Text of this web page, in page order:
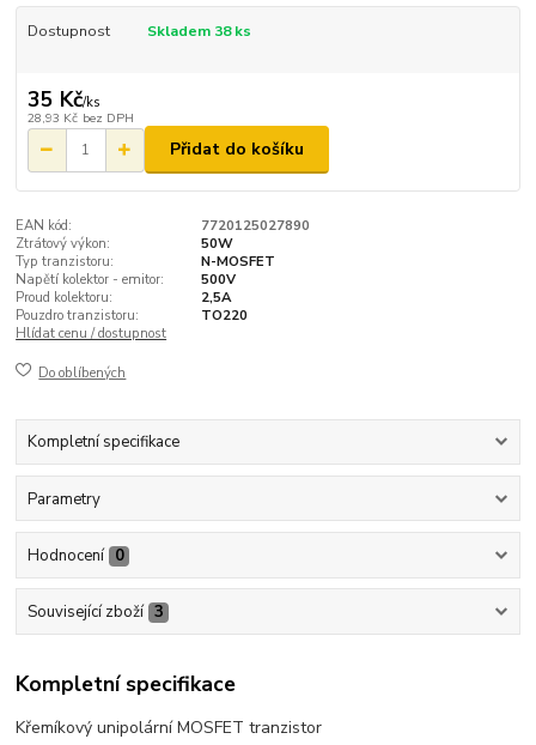
Dostupnost Skladem 38 ks
35 Kč/ks
28,93 Kč bez DPH
Přidat do košíku
EAN kód:
7720125027890
Ztrátový výkon:
50W
Typ tranzistoru:
N-MOSFET
Napětí kolektor - emitor:
500V
Proud kolektoru:
2,5A
Pouzdro tranzistoru:
TO220
Hlídat cenu / dostupnost
Do oblíbených
Kompletní specifikace
Parametry
Hodnocení 0
Související zboží 3
Kompletní specifikace
Křemíkový unipolární MOSFET tranzistor